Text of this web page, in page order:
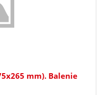
mm). Balenie